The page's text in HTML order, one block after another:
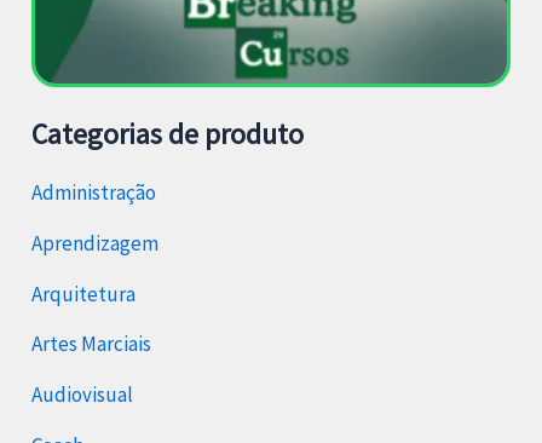
Categorias de produto
Administração
Aprendizagem
Arquitetura
Artes Marciais
Audiovisual